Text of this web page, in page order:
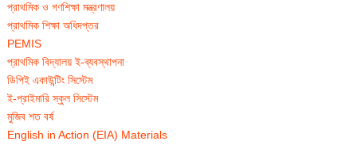
প্রাথমিক ও গণশিক্ষা মন্ত্রণালয়
প্রাথমিক শিক্ষা অধিদপ্তর
PEMIS
প্রাথমিক বিদ্যালয় ই-ব্যবস্থাপনা
ডিপিই একাউন্টিং সিস্টেম
ই-প্রাইমারি স্কুল সিস্টেম
মুজিব শত বর্ষ
English in Action (EIA) Materials